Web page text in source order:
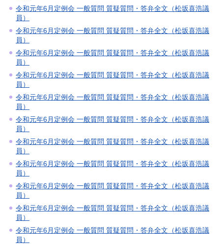
令和元年6月定例会 一般質問 質疑質問・答弁全文（松坂喜浩議
員）
令和元年6月定例会 一般質問 質疑質問・答弁全文（松坂喜浩議
員）
令和元年6月定例会 一般質問 質疑質問・答弁全文（松坂喜浩議
員）
令和元年6月定例会 一般質問 質疑質問・答弁全文（松坂喜浩議
員）
令和元年6月定例会 一般質問 質疑質問・答弁全文（松坂喜浩議
員）
令和元年6月定例会 一般質問 質疑質問・答弁全文（松坂喜浩議
員）
令和元年6月定例会 一般質問 質疑質問・答弁全文（松坂喜浩議
員）
令和元年6月定例会 一般質問 質疑質問・答弁全文（松坂喜浩議
員）
令和元年6月定例会 一般質問 質疑質問・答弁全文（松坂喜浩議
員）
令和元年6月定例会 一般質問 質疑質問・答弁全文（松坂喜浩議
員）
令和元年6月定例会 一般質問 質疑質問・答弁全文（松坂喜浩議
員）